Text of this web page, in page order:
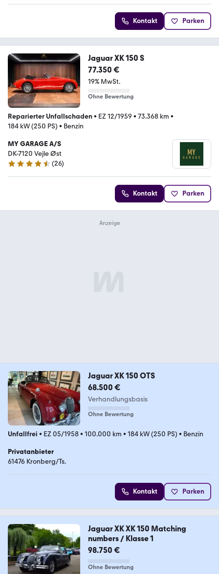
Kontakt Parken
Jaguar XK 150 S
77.350 €
19% MwSt.
Ohne Bewertung
Reparierter Unfallschaden• EZ 12/1959 • 73.368 km •
184 kW (250 PS) • Benzin
MY GARAGE A/S
DK-7120 Vejle Øst
4.7 Sterne
(26)
Kontakt Parken
Jaguar XK 150 OTS
68.500 €
Verhandlungsbasis
Ohne Bewertung
Unfallfrei • EZ 05/1958• 100.000 km • 184 kW (250 PS) • Benzin
Privatanbieter
61476 Kronberg/Ts.
Kontakt Parken
Jaguar XK XK 150 Matching
numbers / Klasse 1
98.750 €
Ohne Bewertung